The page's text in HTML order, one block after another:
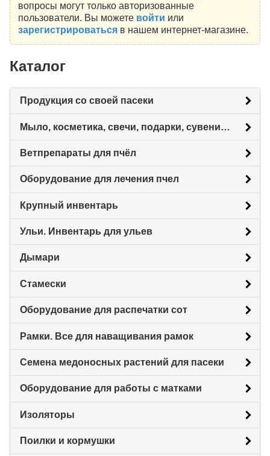
вопросы могут только авторизованные
пользователи. Вы можете войти или
зарегистрироватьсяв нашем интернет-магазине.
Каталог
Продукция со своей пасеки
Мыло, косметика, свечи, подарки, сувениры.
Ветпрепараты для пчёл
Оборудование для лечения пчел
Крупный инвентарь
Ульи. Инвентарь для ульев
Дымари
Стамески
Оборудование для распечатки сот
Рамки. Все для наващивания рамок
Семена медоносных растений для пасеки
Оборудование для работы с матками
Изоляторы
Поилки и кормушки